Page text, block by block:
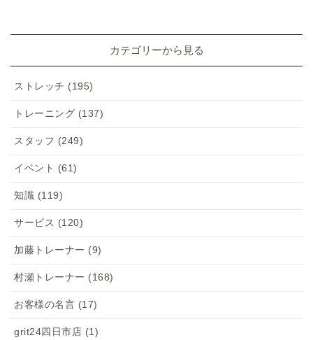
カテゴリーから見る
ストレッチ (195)
トレーニング (137)
スタッフ (249)
イベント (61)
知識 (119)
サービス (120)
加藤トレーナー (9)
村瀬トレーナー (168)
お客様の名言 (17)
grit24四日市店 (1)